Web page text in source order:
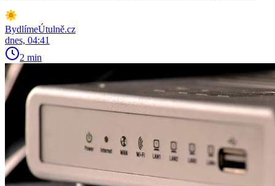
BydlímeÚtulně.cz
dnes, 04:41
2 min